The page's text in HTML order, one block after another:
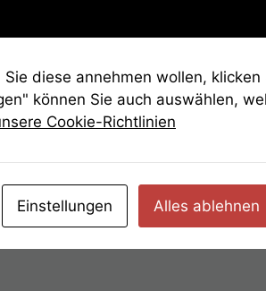
diese annehmen wollen,
können Sie auch auswählen,
Cookie-Richtlinien
Einstellungen Alles ablehnen